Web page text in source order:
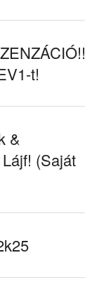
t!
&
(Saját